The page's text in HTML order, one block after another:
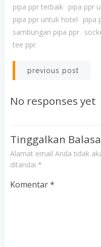
pipa ppr terbaik pipa ppr
pipa ppr untuk hotel
pipa
sambungan pipa ppr
tee ppr
Post
navigation
previous post
No responses yet
Tinggalkan
Alamat email Anda tidak
ditandai *
Komentar*